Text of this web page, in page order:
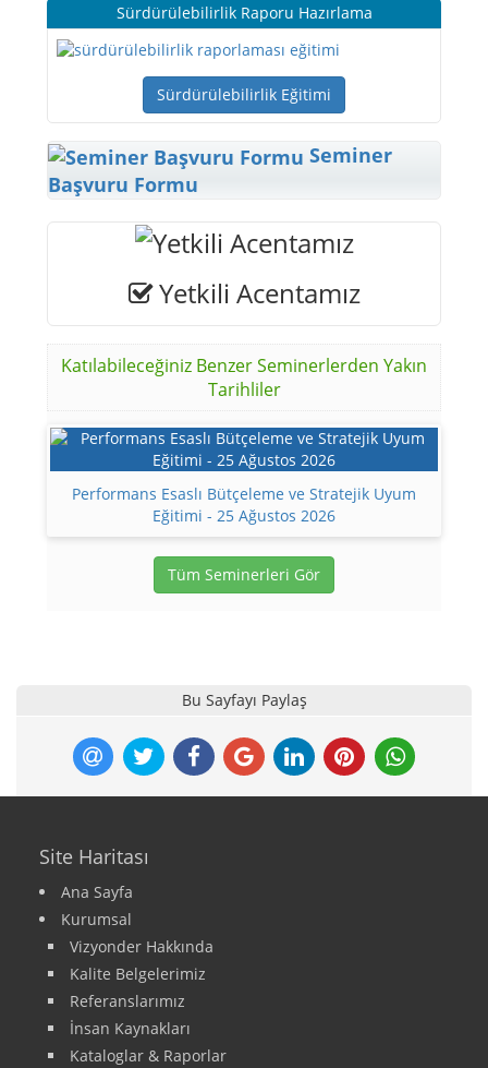
Sürdürülebilirlik Raporu Hazırlama
Sürdürülebilirlik Eğitimi
Seminer
Başvuru Formu
Yetkili Acentamız
Katılabileceğiniz Benzer Seminerlerden Yakın
Tarihliler
Performans Esaslı Bütçeleme ve Stratejik Uyum
Eğitimi - 25 Ağustos 2026
Tüm Seminerleri Gör
Bu Sayfayı Paylaş
Site Haritası
Ana Sayfa
Kurumsal
Vizyonder Hakkında
Kalite Belgelerimiz
Referanslarımız
İnsan Kaynakları
Kataloglar & Raporlar